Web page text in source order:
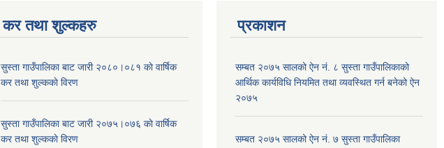
कर तथा शुल्कहरु
सुस्ता गाउँपालिका बाट जारी २०८०।०८१ काे वार्षिक
कर तथा शुल्ककाे विरण
सुस्ता गाउँपालिका बाट जारी २०७५।०७६ काे वार्षिक
कर तथा शुल्ककाे विरण
प्रकाशन
सम्बत २०७५ सालको ऐन नं. ८ सुस्ता गाउँपालिकाको
आर्थिक कार्यविधि नियमित तथा व्यवस्थित गर्न बनेको ऐन
२०७५
सम्बत २०७५ सालको ऐन नं. ७ सुस्ता गाउँपालिका